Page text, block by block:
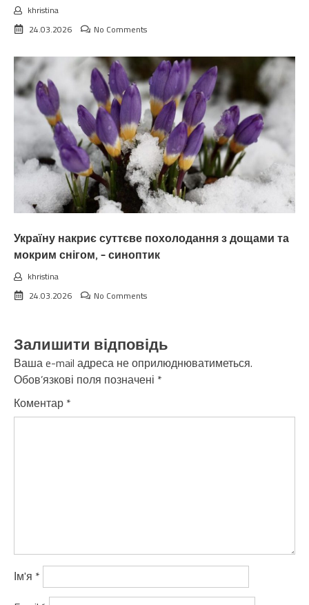
khristina
24.03.2026
No Comments
Україну накриє суттєве похолодання з дощами та
мокрим снігом, – синоптик
khristina
24.03.2026
No Comments
Залишити відповідь
Ваша e-mail адреса не оприлюднюватиметься.
Обов’язкові поля позначені *
Коментар *
Ім'я *